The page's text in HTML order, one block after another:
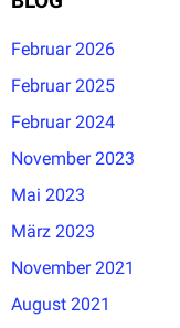
Februar 2026
Februar 2025
Februar 2024
November 2023
Mai 2023
März 2023
November 2021
August 2021